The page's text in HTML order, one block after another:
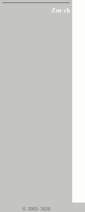
Zur ck
© 2003- 2026